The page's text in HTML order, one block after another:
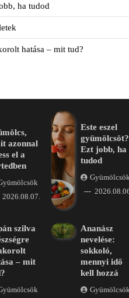
ha tudod
hatása – mit tud?
azonnal
el a
2026.08.07.
Este eszel
gyümölcsöt?
Ezt jobb, ha
tudod
szilva
– mit
Ananász
nevelése:
sokkoló,
mennyi idő
kell hozzá